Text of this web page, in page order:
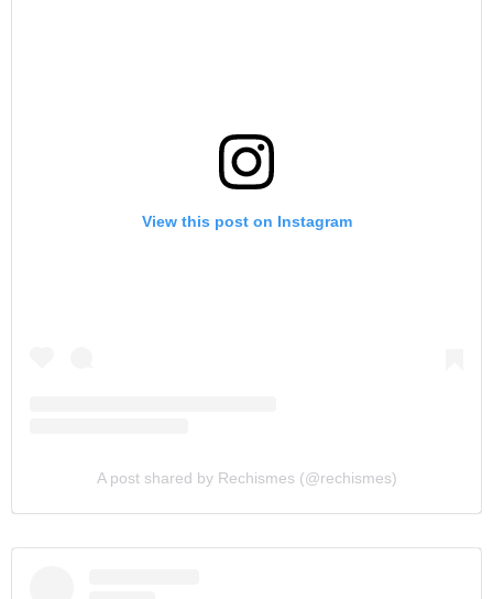
View this post on Instagram
A post shared by Rechismes (@rechismes)